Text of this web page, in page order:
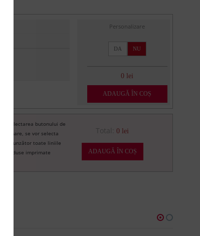
Personalizare
DA NU
0 lei
ADAUGĂ ÎN COȘ
Prin selectarea butonului de
imprimare, se vor selecta
corespunzător toate liniile
de produse imprimate
Total:0 lei
ADAUGĂ ÎN COȘ